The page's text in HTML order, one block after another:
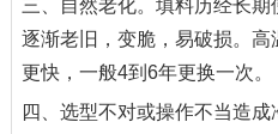
三、自然老化。填料历经长期
逐渐老旧，变脆，易破损。
更快，一般4到6年更换一次。
四、选型不对或操作不当造